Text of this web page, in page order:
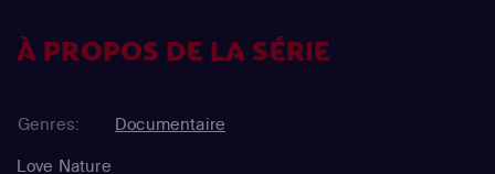
À PROPOS DE LA SÉRIE
Genres:
Documentaire
Love Nature